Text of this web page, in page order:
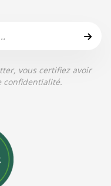
vous certifiez avoir
confidentialité.